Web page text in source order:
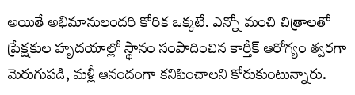
అయితే అభిమానులందరి కోరిక ఒక్కటే. ఎన్నో మంచి చిత్రాలతో
ప్రేక్షకుల హృదయాల్లో స్థానం సంపాదించిన కార్తీక్ ఆరోగ్యం త్వరగా
మెరుగుపడి, మళ్లీ ఆనందంగా కనిపించాలని కోరుకుంటున్నారు.